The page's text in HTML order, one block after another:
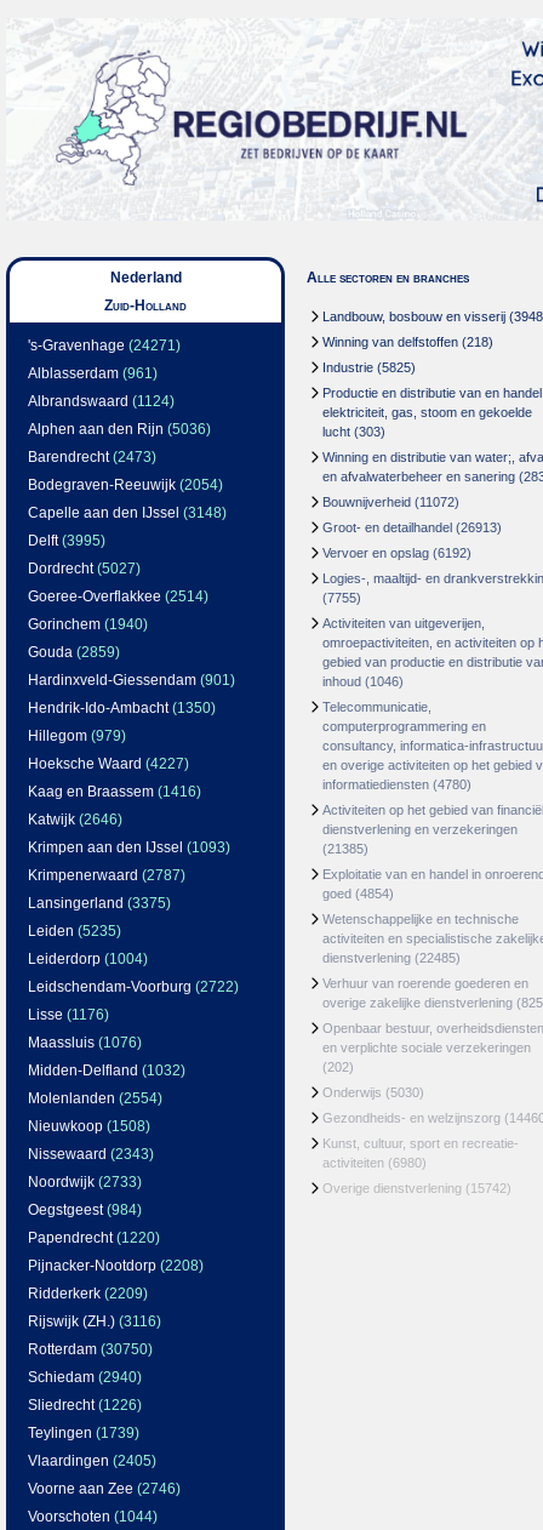
Nederland
Zuid-Holland
's-Gravenhage (24271)
Alblasserdam (961)
Albrandswaard (1124)
Alphen aan den Rijn (5036)
Barendrecht(2473)
Bodegraven-Reeuwijk (2054)
Capelle aan den IJssel (3148)
Delft(3995)
Dordrecht(5027)
Goeree-Overflakkee (2514)
Gorinchem (1940)
Gouda (2859)
Hardinxveld-Giessendam (901)
Hendrik-Ido-Ambacht(1350)
Hillegom (979)
Hoeksche Waard (4227)
Kaag en Braassem (1416)
Katwijk (2646)
Krimpen aan den IJssel (1093)
Krimpenerwaard (2787)
Lansingerland (3375)
Leiden (5235)
Leiderdorp (1004)
Leidschendam-Voorburg (2722)
Lisse (1176)
Maassluis (1076)
Midden-Delfland (1032)
Molenlanden (2554)
Nieuwkoop (1508)
Nissewaard (2343)
Noordwijk (2733)
Oegstgeest(984)
Papendrecht(1220)
Pijnacker-Nootdorp (2208)
Ridderkerk (2209)
Rijswijk (ZH.) (3116)
Rotterdam (30750)
Schiedam (2940)
Sliedrecht(1226)
Teylingen (1739)
Vlaardingen (2405)
Voorne aan Zee (2746)
Voorschoten (1044)
Alle sectoren en branches
Landbouw, bosbouw en visserij
Winning van delfstoffen (218)
Industrie (5825)
Productie en distributie van en
elektriciteit, gas, stoom en gekoelde
lucht (303)
Winning en distributie van water;,
en afvalwaterbeheer en sanering
Bouwnijverheid (11072)
Groot- en detailhandel (26913)
Vervoer en opslag (6192)
Logies-, maaltijd- en
(7755)
Activiteiten van uitgeverijen,
omroepactiviteiten, en activiteiten op
gebied van productie en distributie
inhoud (1046)
Telecommunicatie,
computerprogrammering en
consultancy, informatica-
en overige activiteiten op het gebied
informatiediensten (4780)
Activiteiten op het gebied van
dienstverlening en verzekeringen
(21385)
Exploitatie van en handel in
goed (4854)
Wetenschappelijke en technische
activiteiten en specialistische
dienstverlening (22485)
Verhuur van roerende goederen en
overige zakelijke dienstverlening
Openbaar bestuur, overheidsdiensten
en verplichte sociale verzekeringen
(202)
Onderwijs (5030)
Gezondheids- en welzijnszorg
Kunst, cultuur, sport en recreatie-
activiteiten (6980)
Overige dienstverlening (15742)